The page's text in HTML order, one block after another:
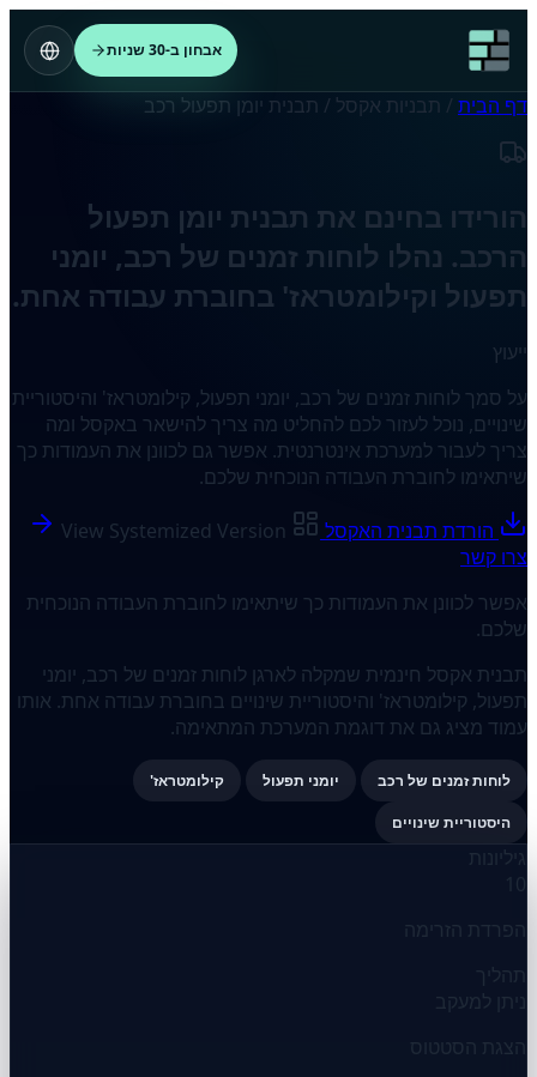
אבחון ב-30 שניות
דף הבית / תבניות אקסל / תבנית יומן תפעול רכב
הורידו בחינם את תבנית יומן תפעול
הרכב. נהלו לוחות זמנים של רכב, יומני
תפעול וקילומטראז' בחוברת עבודה אחת.
ייעוץ
על סמך לוחות זמנים של רכב, יומני תפעול, קילומטראז' והיסטוריית
שינויים, נוכל לעזור לכם להחליט מה צריך להישאר באקסל ומה
צריך לעבור למערכת אינטרנטית. אפשר גם לכוונן את העמודות כך
שיתאימו לחוברת העבודה הנוכחית שלכם.
הורדת תבנית האקסל
צרו קשר
אפשר לכוונן את העמודות כך שיתאימו לחוברת העבודה הנוכחית
שלכם.
תבנית אקסל חינמית שמקלה לארגן לוחות זמנים של רכב, יומני
תפעול, קילומטראז' והיסטוריית שינויים בחוברת עבודה אחת. אותו
עמוד מציג גם את דוגמת המערכת המתאימה.
לוחות זמנים של רכב יומני תפעול קילומטראז'
היסטוריית שינויים
גיליונות
10
הפרדת הזרימה
תהליך
ניתן למעקב
הצגת הסטטוס